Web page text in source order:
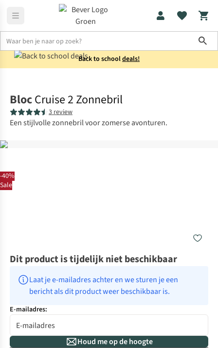
Back to schooldeals!
-40%
Sale
BlocCruise 2 Zonnebril
3 review
Een stijlvolle zonnebril voor zomerse avonturen.
Dit product is tijdelijk niet beschikbaar
Laat je e-mailadres achter en we sturen je een
bericht als dit product weer beschikbaar is.
E-mailadres:
Houd me op de hoogte